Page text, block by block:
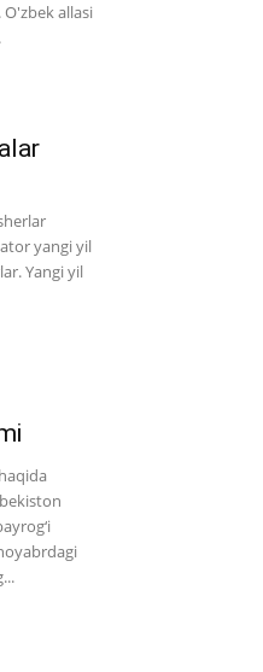
allasi
yangi yil
Yangi yil